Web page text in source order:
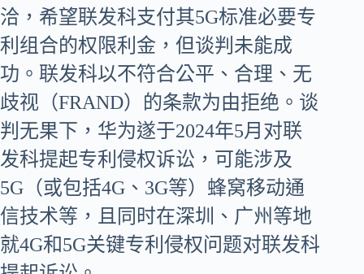
洽，希望联发科支付其5G标准必要专
利组合的权限利金，但谈判未能成
功。联发科以不符合公平、合理、无
歧视（FRAND）的条款为由拒绝。谈
判无果下，华为遂于2024年5月对联
发科提起专利侵权诉讼，可能涉及
5G（或包括4G、3G等）蜂窝移动通
信技术等，且同时在深圳、广州等地
就4G和5G关键专利侵权问题对联发科